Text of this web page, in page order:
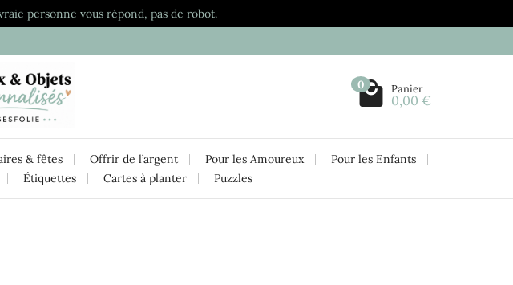
personne vous répond, pas de robot.
0 Panier
0,00 €
& fêtes Offrir de l’argent Pour les Amoureux
Pour les Enfants
Étiquettes Cartes à planter Puzzles